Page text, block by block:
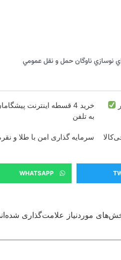
نوسازي ناوگان حمل و نقل عمومي
خرید 4 قسطه اینترنت پیشگامان
به تلفن
سرمایه گذاری امن با طلا و
WHATSAPP
موردنیاز علامت‌گذاری